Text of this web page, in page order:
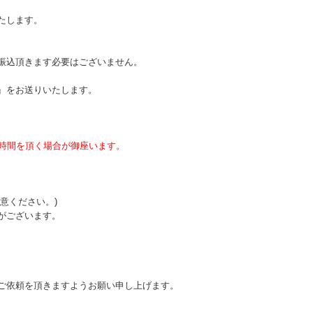
ます。
頂きます必要はございません。
お送りいたします。
を頂く場合が御座います。
ください。)
ざいます。
頼を頂きますようお願い申し上げます。